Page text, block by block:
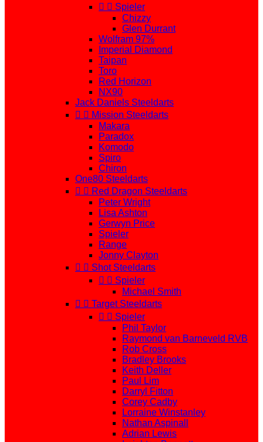
  Spieler
Chizzy
Glen Durrant
Wolfram 97%
Imperial Diamond
Taipan
Toro
Red Horizon
NX90
Jack Daniels Steeldarts
  Mission Steeldarts
Makara
Paradox
Komodo
Spiro
Chiron
One80 Steeldarts
  Red Dragon Steeldarts
Peter Wright
Lisa Ashton
Gerwyn Price
Spieler
Range
Jonny Clayton
  Shot Steeldarts
  Spieler
Michael Smith
  Target Steeldarts
  Spieler
Phil Taylor
Raymond van Barneveld RVB
Rob Cross
Bradley Brooks
Keith Deller
Paul Lim
Darryl Fitton
Corey Cadby
Lorraine Winstanley
Nathan Aspinall
Adrian Lewis